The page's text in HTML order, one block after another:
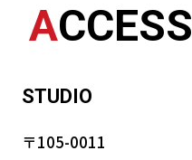
ACCESS
STUDIO
〒105-0011